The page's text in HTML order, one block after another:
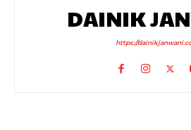
DAINIK
https://